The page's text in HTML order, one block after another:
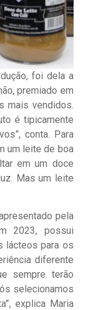
foi dela a
premiado em
mais vendidos.
é tipicamente
conta. Para
um leite de boa
em um doce
Mas um leite
pela
2023, possui
lácteos para os
diferente
sempre terão
selecionamos
explica Maria